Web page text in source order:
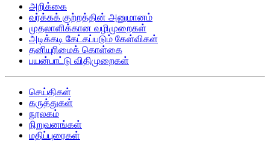
அறிக்கை
வர்க்கக் குற்றத்தின் அனுமானம்
முதலாளிக்கான வழிமுறைகள்
அடிக்கடி கேட்கப்படும் கேள்விகள்
தனியுரிமைக் கொள்கை
பயன்பாட்டு விதிமுறைகள்
செய்திகள்
கருத்துகள்
நூலகம்
நிறுவனங்கள்
மதிப்புரைகள்